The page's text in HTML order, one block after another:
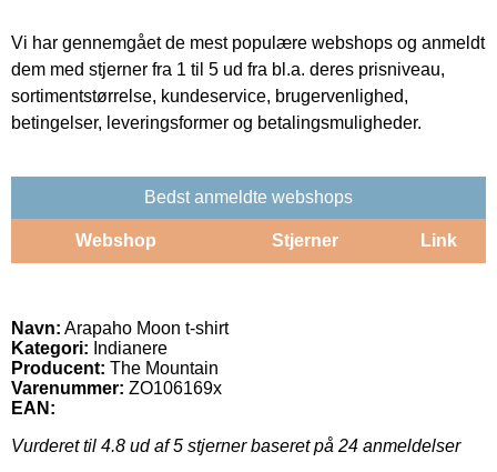
Vi har gennemgået de mest populære webshops og anmeldt
dem med stjerner fra 1 til 5 ud fra bl.a. deres prisniveau,
sortimentstørrelse, kundeservice, brugervenlighed,
betingelser, leveringsformer og betalingsmuligheder.
Bedst anmeldte webshops
Webshop Stjerner Link
Navn: Arapaho Moon t-shirt
Kategori: Indianere
Producent: The Mountain
Varenummer: ZO106169x
EAN:
Vurderet til 4.8 ud af 5 stjerner baseret på 24 anmeldelser